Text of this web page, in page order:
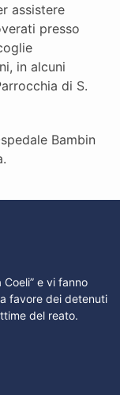
assistere
presso
in alcuni
di S.
Bambin
Coeli” e vi fanno
favore dei detenuti
del reato.